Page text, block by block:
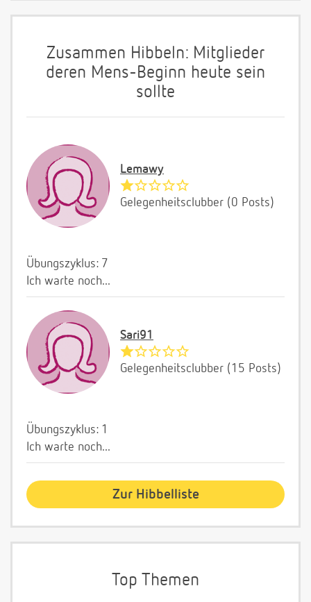
Zusammen Hibbeln: Mitglieder
deren Mens-Beginn heute sein
sollte
Lemawy
Gelegenheitsclubber (0 Posts)
Übungszyklus: 7
Ich warte noch...
Sari91
Gelegenheitsclubber (15 Posts)
Übungszyklus: 1
Ich warte noch...
Zur Hibbelliste
Top Themen